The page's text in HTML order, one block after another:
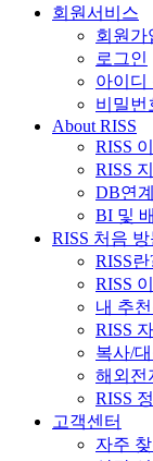
회원서비스
회원가
로그인
아이디
비밀번
About RISS
RISS
RISS
DB연
BI 및
RISS 처음
RISS란
RISS
내 추
RISS
복사/
해외전
RISS
고객센터
자주